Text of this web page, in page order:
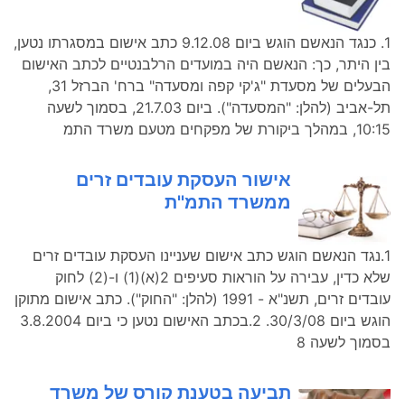
1. כנגד הנאשם הוגש ביום 9.12.08 כתב אישום במסגרתו נטען,
בין היתר, כך: הנאשם היה במועדים הרלבנטיים לכתב האישום
הבעלים של מסעדת "ג'קי קפה ומסעדה" ברח' הברזל 31,
תל-אביב (להלן: "המסעדה"). ביום 21.7.03, בסמוך לשעה
10:15, במהלך ביקורת של מפקחים מטעם משרד התמ
אישור העסקת עובדים זרים
ממשרד התמ''ת
1.נגד הנאשם הוגש כתב אישום שעניינו העסקת עובדים זרים
שלא כדין, עבירה על הוראות סעיפים 2(א)(1) ו-(2) לחוק
עובדים זרים, תשנ"א - 1991 (להלן: "החוק"). כתב אישום מתוקן
הוגש ביום 30/3/08. 2.בכתב האישום נטען כי ביום 3.8.2004
בסמוך לשעה 8
תביעה בטענת קורס של משרד